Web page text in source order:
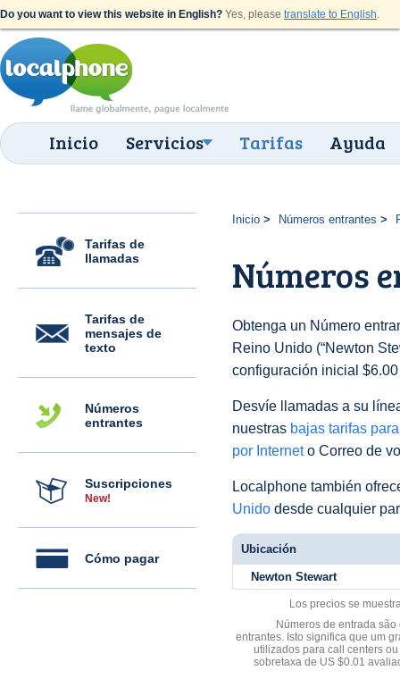
Do you want to view this website in English? Yes, please translate to English.
Inicio Servicios Tarifas Ayuda
Tarifas de
llamadas
Tarifas de
mensajes de
texto
Números
entrantes
Suscripciones
New!
Cómo pagar
Inicio Números entrantes
Números
Obtenga un Número
Reino Unido (“Newton
configuración inicial
Desvíe llamadas a su
nuestras bajas tarifas
por Interneto Correo de
Localphone también
Unido desde cualquier
Ubicación
Newton Stewart
Los precios se
Números de entrada
entrantes. Isto significa que um
utilizados para call centers
sobretaxa de US $0.01